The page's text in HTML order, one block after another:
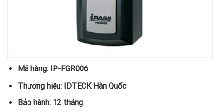
Mã hàng: IP-FGR006
Thương hiệu: IDTECK Hàn Quốc
Bảo hành: 12 tháng